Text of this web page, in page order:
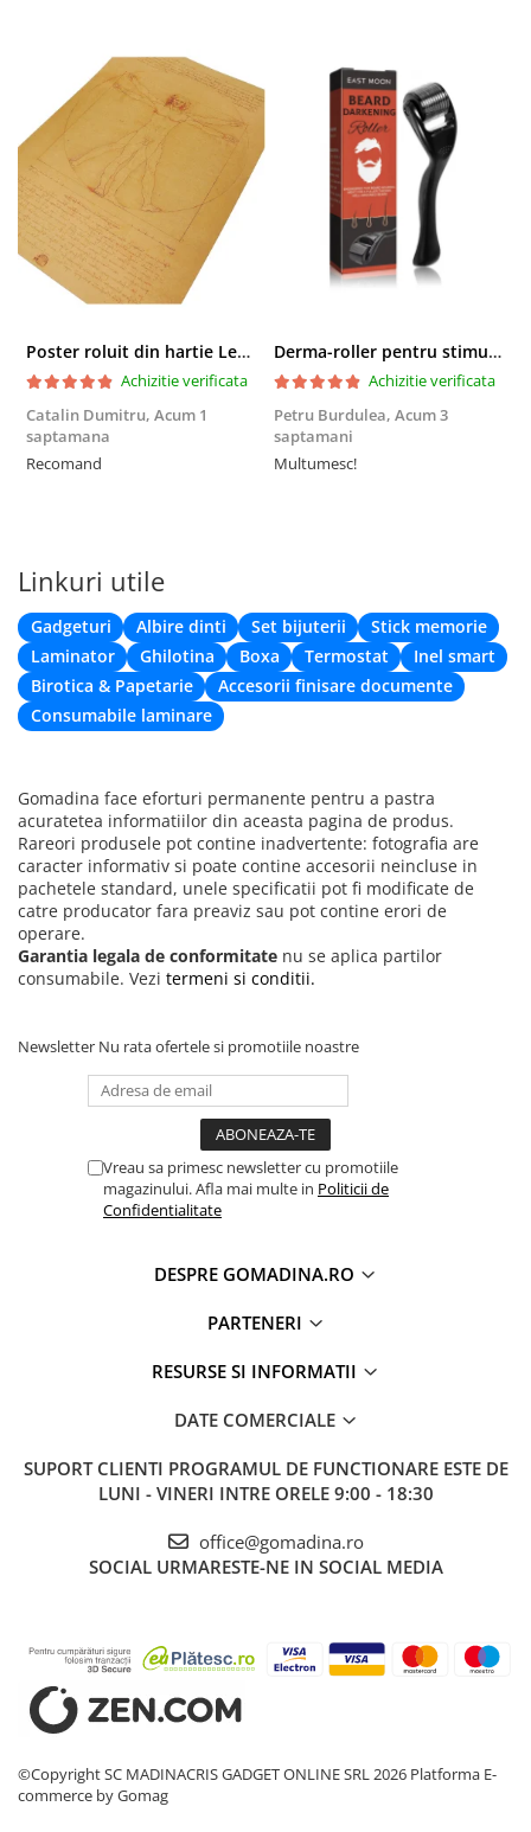
Poster roluit din hartie Leonardo Da Vinci, Vitruvian Man, vintage, 51x35 cm
Achizitie verificata
Catalin Dumitru, Acum 1
saptamana
Recomand
Derma-roller pentru stimularea cresterii parului, scalp si barba, Beard Roller
Achizitie verificata
Petru Burdulea, Acum 3
saptamani
Multumesc!
Linkuri utile
Gadgeturi Albire dinti Set bijuterii
Stick memorie
Laminator
Ghilotina Boxa Termostat
Inel smart
Birotica & Papetarie
Accesorii finisare documente
Consumabile laminare
Gomadina face eforturi permanente pentru a pastra
acuratetea informatiilor din aceasta pagina de produs.
Rareori produsele pot contine inadvertente: fotografia are
caracter informativ si poate contine accesorii neincluse in
pachetele standard, unele specificatii pot fi modificate de
catre producator fara preaviz sau pot contine erori de
operare.
Garantia legala de conformitate nu se aplica partilor
consumabile. Vezi termeni si conditii.
Newsletter Nu rata ofertele si promotiile noastre
Vreau sa primesc newsletter cu promotiile
magazinului. Afla mai multe in Politicii de
Confidentialitate
DESPRE GOMADINA.RO
PARTENERI
RESURSE SI INFORMATII
DATE COMERCIALE
SUPORT CLIENTI PROGRAMUL DE FUNCTIONARE ESTE DE
LUNI - VINERI INTRE ORELE 9:00 - 18:30
office@gomadina.ro
SOCIAL URMARESTE-NE IN SOCIAL MEDIA
©Copyright SC MADINACRIS GADGET ONLINE SRL 2026 Platforma E-
commerce by Gomag